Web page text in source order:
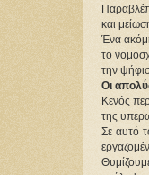
και
Ένα
το
την
Οι
Κενός
της
Σε αυτό